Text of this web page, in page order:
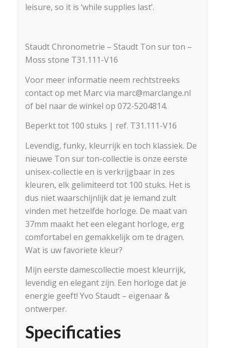
leisure, so it is ‘while supplies last’.
Staudt Chronometrie – Staudt Ton sur ton –
Moss stone T31.111-V16
Voor meer informatie neem rechtstreeks
contact op met Marc via marc@marclange.nl
of bel naar de winkel op 072-5204814.
Beperkt tot 100 stuks | ref. T31.111-V16
Levendig, funky, kleurrijk en toch klassiek. De
nieuwe Ton sur ton-collectie is onze eerste
unisex-collectie en is verkrijgbaar in zes
kleuren, elk gelimiteerd tot 100 stuks. Het is
dus niet waarschijnlijk dat je iemand zult
vinden met hetzelfde horloge. De maat van
37mm maakt het een elegant horloge, erg
comfortabel en gemakkelijk om te dragen.
Wat is uw favoriete kleur?
Mijn eerste damescollectie moest kleurrijk,
levendig en elegant zijn. Een horloge dat je
energie geeft! Yvo Staudt – eigenaar &
ontwerper.
Specificaties